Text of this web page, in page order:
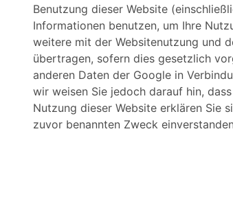
Benutzung dieser Website
Informationen benutzen, um Ihre
weitere mit der Websitenutzung und
übertragen, sofern dies gesetzlich
anderen Daten der Google in
wir weisen Sie jedoch darauf hin,
Nutzung dieser Website erklären Sie
zuvor benannten Zweck